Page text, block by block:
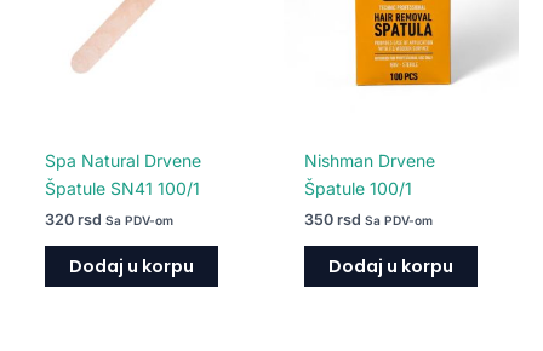
Spa Natural Drvene
Špatule SN41 100/1
320 rsd Sa PDV-om
Dodaj u korpu
Nishman Drvene
Špatule 100/1
350 rsd Sa PDV-om
Dodaj u korpu